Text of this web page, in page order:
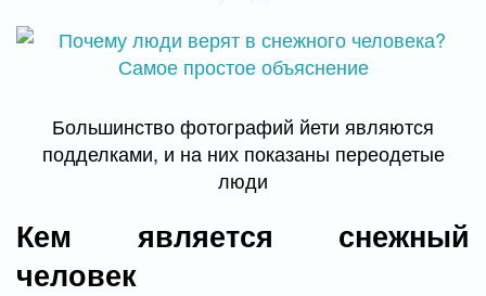
Большинство фотографий йети являются
подделками, и на них показаны переодетые
люди
Кем является снежный
человек